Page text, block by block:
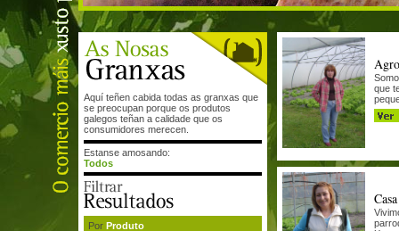
que
Aquí teñen cabida todas as granxas que
se preocupan porque os produtos
galegos teñan a calidade que os
consumidores merecen.
Estanse amosando:
Todos
Por Produto